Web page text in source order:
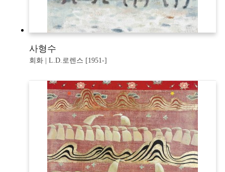
사형수
회화 | L.D.로렌스 [1951-]